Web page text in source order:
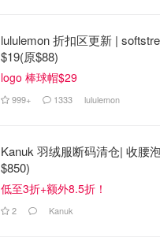
lululemon 折扣区更新 |
$19(原$88)
logo 棒球帽$29
999+ 1333 lululemon
Kanuk 羽绒服断码清仓| 收腰
$850)
低至3折+额外8.5折！
2 Kanuk